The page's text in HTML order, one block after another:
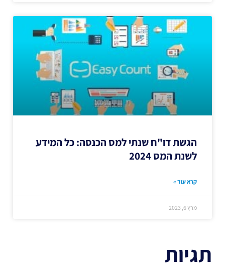
הגשת דו"ח שנתי למס הכנסה: כל המידע
לשנת המס 2024
קרא עוד »
מרץ 6, 2023
תגיות